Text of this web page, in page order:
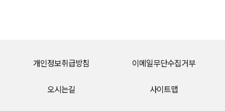
개인정보취급방침 이메일무단수집거부
오시는길 사이트맵